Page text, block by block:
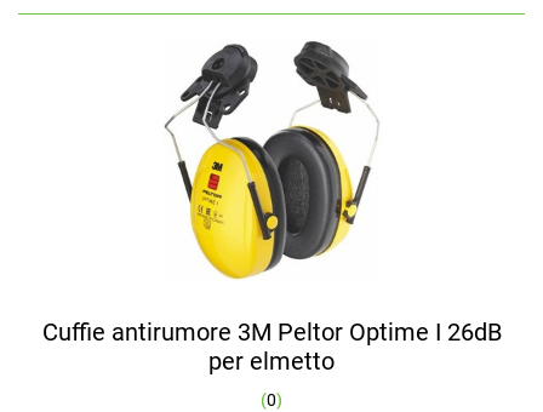
Cuffie antirumore 3M Peltor Optime I 26dB
per elmetto
(0)